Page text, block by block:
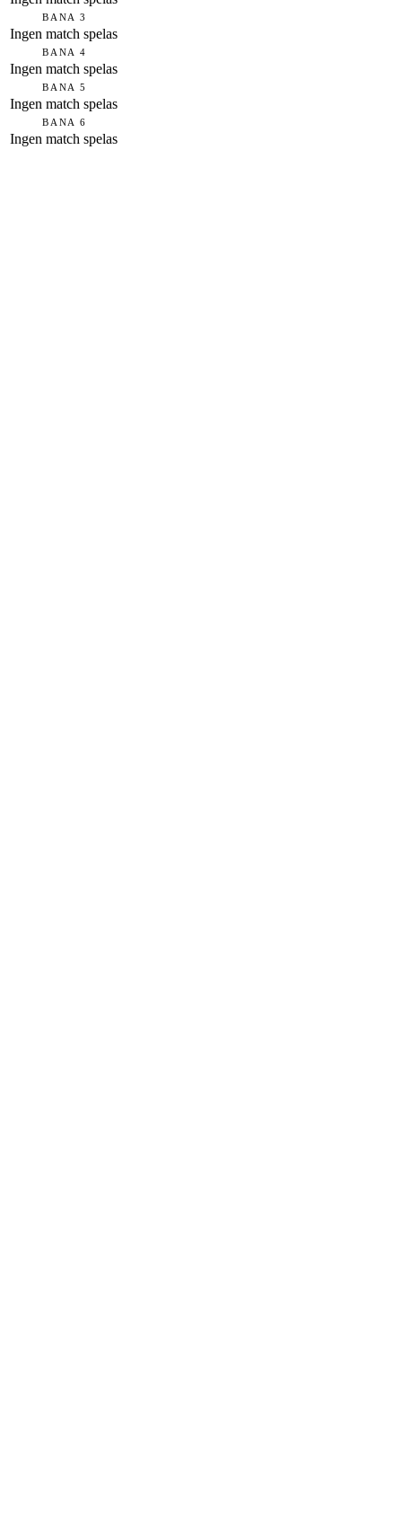
BANA 3
Ingen match spelas
BANA 4
Ingen match spelas
BANA 5
Ingen match spelas
BANA 6
Ingen match spelas